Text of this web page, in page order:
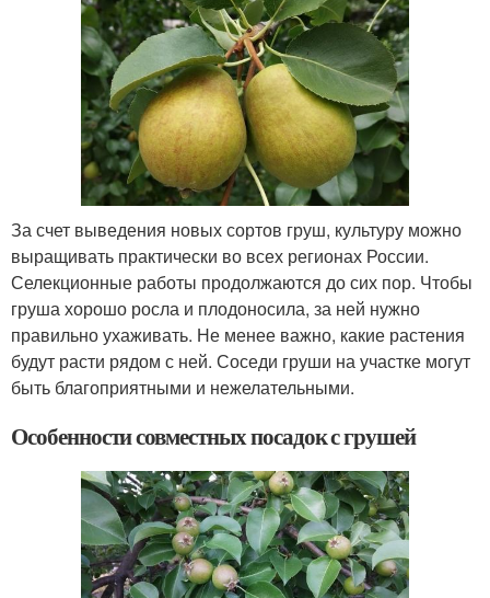
За счет выведения новых сортов груш, культуру можно
выращивать практически во всех регионах России.
Селекционные работы продолжаются до сих пор. Чтобы
груша хорошо росла и плодоносила, за ней нужно
правильно ухаживать. Не менее важно, какие растения
будут расти рядом с ней. Соседи груши на участке могут
быть благоприятными и нежелательными.
Особенности совместных посадок с грушей